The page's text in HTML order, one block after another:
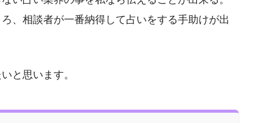
、相談者が一番納得して占いをする手助けが出
と思います。